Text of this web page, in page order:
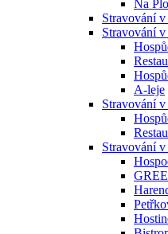
Na
Stravování
Stravování
A-leje
Stravování
Stravování